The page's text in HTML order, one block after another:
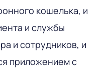
кошелька, и
и службы
и сотрудников, и
приложением с